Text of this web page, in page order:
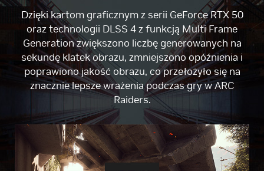
Dzięki kartom graficznym z serii GeForce RTX 50
oraz technologii DLSS 4 z funkcją Multi Frame
Generation zwiększono liczbę generowanych na
sekundę klatek obrazu, zmniejszono opóźnienia i
poprawiono jakość obrazu, co przełożyło się na
znacznie lepsze wrażenia podczas gry w ARC
Raiders.